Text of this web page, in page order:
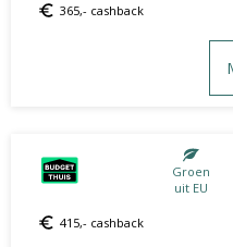
365,- cashback
Groen
uit EU
415,- cashback